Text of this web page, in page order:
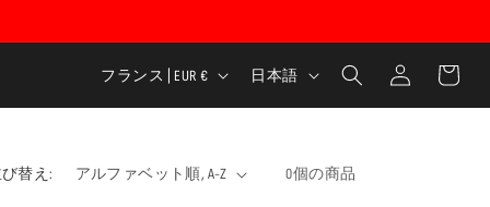
国
/
域
フランス | EUR €
言
語
日本語
グ
イ
カ
ー
替え: 0個の商品